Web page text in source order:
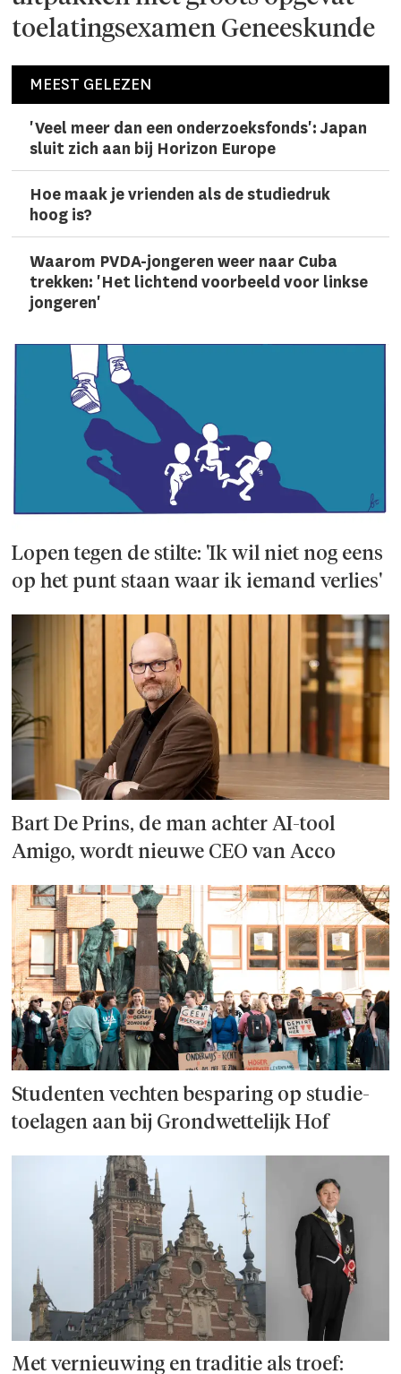
toelatingsexamen Geneeskunde
MEEST GELEZEN
'Veel meer dan een onderzoeks­fonds': Japan
sluit zich aan bij Horizon Europe
Hoe maak je vrienden als de studiedruk
hoog is?
Waarom PVDA-jongeren weer naar Cuba
trekken: 'Het lichtend voorbeeld voor linkse
jongeren'
Lopen tegen de stilte: 'Ik wil niet nog eens
op het punt staan waar ik iemand verlies'
Bart De Prins, de man achter AI-tool
Amigo, wordt nieuwe CEO van Acco
Studenten vechten besparing op studie­
toelagen aan bij Grondwettelijk Hof
Met vernieuwing en traditie als troef: